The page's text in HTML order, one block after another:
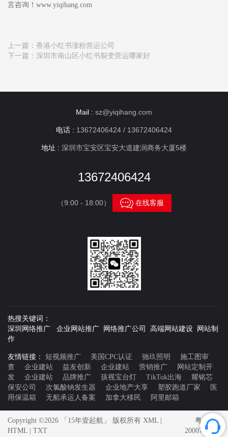
言咨询！www.yiqihang.com
上一篇： 香港小红书涨粉营运公司
下一篇： 深圳市南山区小红书裂变营运哪家好
Mail : sz@yiqihang.com
电话 : 13672406424 / 13672406424
地址 : 深圳市宝安区宝安大道建润商务大厦5楼
13672406424
（9:00 - 18:00） 在线客服
热搜关键词：
深圳网络推广 企业网站推广 网络推广公司 高端网站建设 网站制
作
友情链接： 短视频推广 美国CPC认证 驰玖照明
施工图审
查
企业建站 益友创新 企业建站 营销推广
网站定制开
发
企业建站 品牌推广 孩视宝台灯 TikTok出海
耀铭芯
保安公司
次氯酸钠发生器 企业地产大享 塑胶跑道厂家
医
用保温箱
无船承运人备案 加拿大移民 阿里邮箱
Copyright ©2026 「15年壹起航」 版权所有 XML |
HTML | TXT
粤ICP备
20007592号